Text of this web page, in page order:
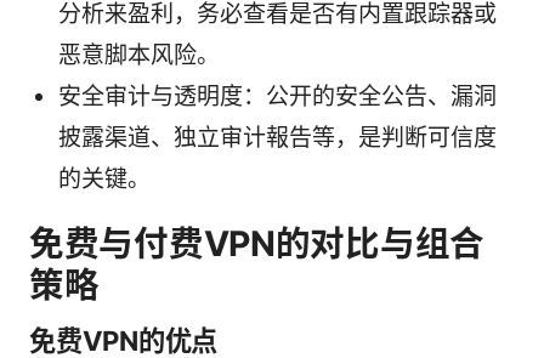
分析来盈利，务必查看是否有内置跟踪器或
恶意脚本风险。
安全审计与透明度：公开的安全公告、漏洞
披露渠道、独立审计報告等，是判断可信度
的关键。
免费与付费VPN的对比与组合
策略
免费VPN的优点